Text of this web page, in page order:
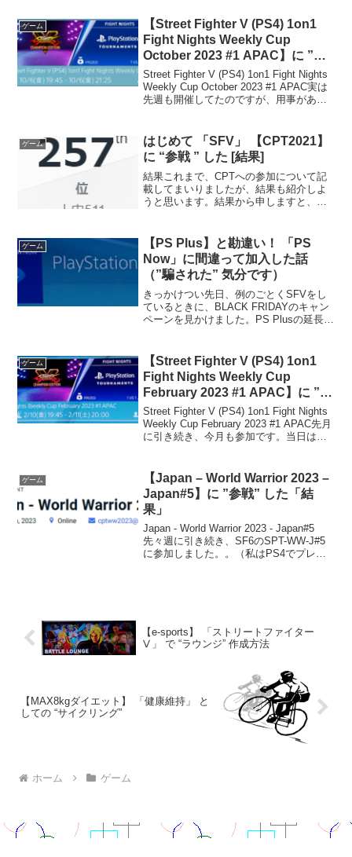
の【BLAZE】も候補の1つだったんで...
ゲーム
【Street Fighter V (PS4) 1on1
Fight Nights Weekly Cup
October 2023 #1 APAC】に ”参
戦” しようとした「結果」
Street Fighter V (PS4) 1on1 Fight Nights
Weekly Cup October 2023 #1 APAC実は
先週も開催してたのですが、用事があっ
ゲーム
はじめて 「SFV」 【CPT2021】
に “参戦 ” した [結果]
結果これまで、CPTへの参加について記
載してまいりましたが、結果も紹介しよ
うと思います。結果から申しますと、
ントローラーです。初戦相手は、
LP8454：P...
ゲーム
【PS Plus】と勘違い！ 「PS
Now」に間違って加入した話
（”騙された” 気分です）
きっかけつい先日、例のごとくSFVをし
ているときに、BLACK FRIDAYのキャン
ペーンを見かけました。PS Plusの延長を
思いました。ということで、このキャン
ペー...
ゲーム
【Street Fighter V (PS4) 1on1
Fight Nights Weekly Cup
February 2023 #1 APAC】に ”参
戦” した「結果」
Street Fighter V (PS4) 1on1 Fight Nights
Weekly Cup February 2023 #1 APAC先月
に引き続き、今月も参加です。当日は朝
ゲーム
【Japan – World Warrior 2023 –
Japan#5】に ”参戦” した「結
果」
Japan - World Warrior 2023 - Japan#5
先々週に引き続き、SF6のSPT-WW-J#5
に参加しました。。（私はPS4でプレイ
【e-sports】 「ストリートファイター
Ⅴ」 で “ラウンジ” 作成方法
【MAX8kgダイエット】 「健康維持」 と
しての “サイクリング”
ホーム ゲーム